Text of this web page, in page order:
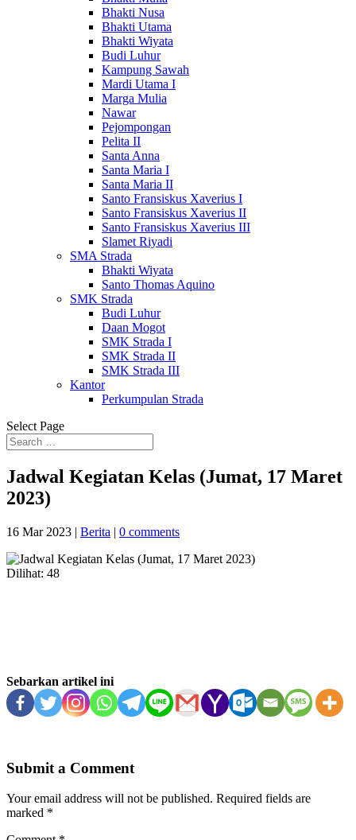
Bhakti Nusa
Bhakti Utama
Bhakti Wiyata
Budi Luhur
Kampung Sawah
Mardi Utama I
Marga Mulia
Nawar
Pejompongan
Pelita II
Santa Anna
Santa Maria I
Santa Maria II
Santo Fransiskus Xaverius I
Santo Fransiskus Xaverius II
Santo Fransiskus Xaverius III
Slamet Riyadi
SMA Strada
Bhakti Wiyata
Santo Thomas Aquino
SMK Strada
Budi Luhur
Daan Mogot
SMK Strada I
SMK Strada II
SMK Strada III
Kantor
Perkumpulan Strada
Select Page
Jadwal Kegiatan Kelas (Jumat, 17 Maret
2023)
16 Mar 2023 | Berita | 0 comments
Dilihat: 48
Sebarkan artikel ini
Submit a Comment
Your email address will not be published. Required fields are
marked *